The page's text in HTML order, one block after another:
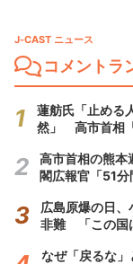
J-CAST ニュース
コメントラ
蓮舫氏「止める
然」 高市首相
高市首相の熊
閣広報官「51分
広島原爆の日
非難 「この国
なぜ「戻るな